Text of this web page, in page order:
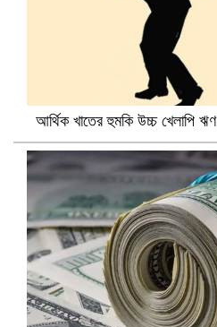
ভারতে ভয়াবহ সড়ক দুর্ঘটনা, নিহত ১৫
আর্থিক খাতের হুমকি উচ্চ খেলাপি ঋণ